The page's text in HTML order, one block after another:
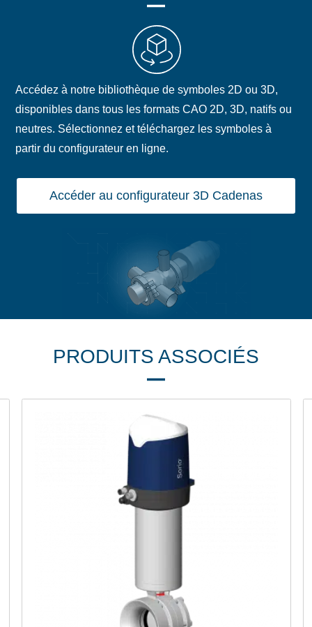
Accédez à notre bibliothèque de symboles 2D ou 3D,
disponibles dans tous les formats CAO 2D, 3D, natifs ou
neutres. Sélectionnez et téléchargez les symboles à
partir du configurateur en ligne.
Accéder au configurateur 3D Cadenas
PRODUITS ASSOCIÉS